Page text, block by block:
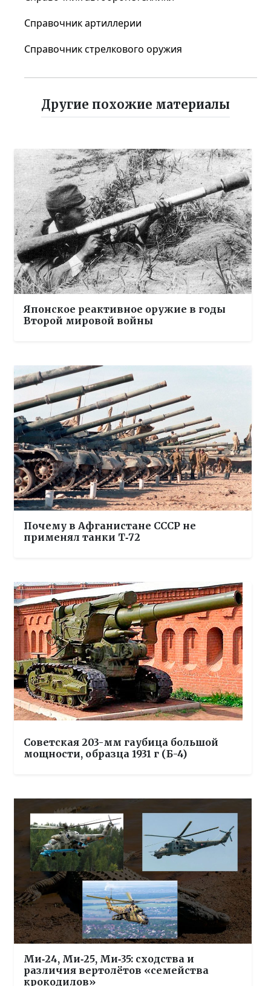
Справочник артиллерии
Справочник стрелкового оружия
Другие похожие материалы
Японское реактивное оружие в годы
Второй мировой войны
Почему в Афганистане СССР не
применял танки Т‑72
Советская 203-мм гаубица большой
мощности, образца 1931 г (Б-4)
Ми‑24, Ми‑25, Ми‑35: сходства и
различия вертолётов «семейства
крокодилов»